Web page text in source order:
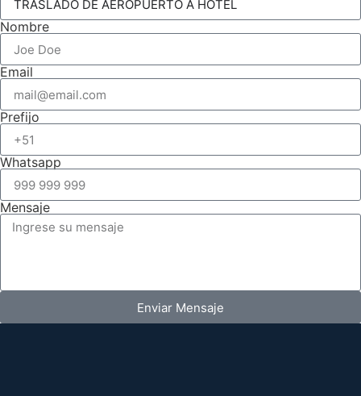
Nombre
Email
Prefijo
Whatsapp
Mensaje
Enviar Mensaje